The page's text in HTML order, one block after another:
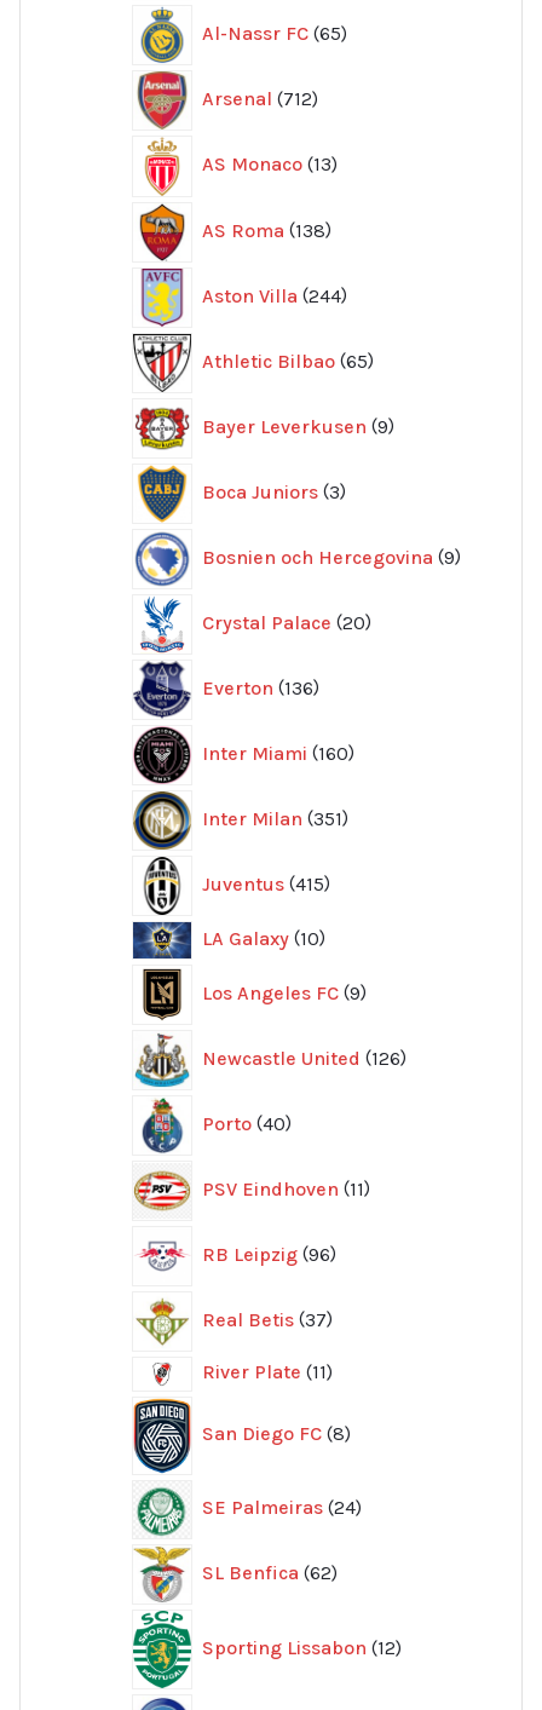
Al-Nassr FC 65
produkter
Arsenal 712
produkter
AS Monaco 13
produkter
AS Roma 138
produkter
Aston Villa 244
produkter
Athletic Bilbao 65
produkter
Bayer Leverkusen 9
produkter
Boca Juniors 3
produkter
Bosnien och Hercegovina 9
produkter
Crystal Palace 20
produkter
Everton 136
produkter
Inter Miami 160
produkter
Inter Milan 351
produkter
Juventus 415
produkter
LA Galaxy 1010
Los Angeles FC 9
produkter
Newcastle United 126
produkter
Porto 40
produkter
PSV Eindhoven 11
produkter
RB Leipzig 96
produkter
Real Betis 37
produkter
River Plate 1111
San Diego FC 8produkter
SE Palmeiras 24
produkter
SL Benfica 62
produkter
Sporting Lissabon 12produkter